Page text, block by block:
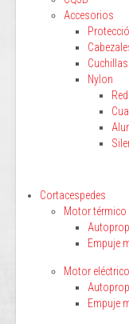
Accesorios
Cuchillas
Nylon
Cortacespedes
Motor térmico
Empuje
Motor eléctrico
Empuje